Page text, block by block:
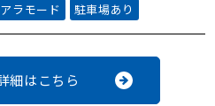
ラモード 駐車場あり
細はこちら